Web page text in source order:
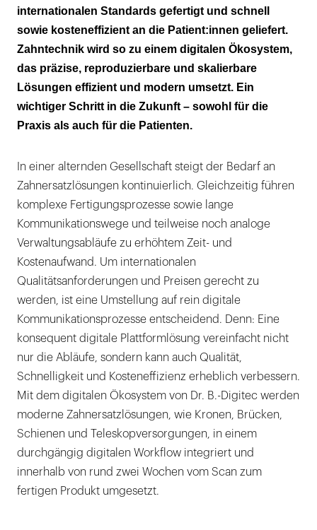
internationalen Standards gefertigt und schnell
sowie kosteneffizient an die Patient:innen geliefert.
Zahntechnik wird so zu einem digitalen Ökosystem,
das präzise, reproduzierbare und skalierbare
Lösungen effizient und modern umsetzt. Ein
wichtiger Schritt in die Zukunft – sowohl für die
Praxis als auch für die Patienten.
In einer alternden Gesellschaft steigt der Bedarf an
Zahnersatzlösungen kontinuierlich. Gleichzeitig führen
komplexe Fertigungsprozesse sowie lange
Kommunikationswege und teilweise noch analoge
Verwaltungsabläufe zu erhöhtem Zeit- und
Kostenaufwand. Um internationalen
Qualitätsanforderungen und Preisen gerecht zu
werden, ist eine Umstellung auf rein digitale
Kommunikationsprozesse entscheidend. Denn: Eine
konsequent digitale Plattformlösung vereinfacht nicht
nur die Abläufe, sondern kann auch Qualität,
Schnelligkeit und Kosteneffizienz erheblich verbessern.
Mit dem digitalen Ökosystem von Dr. B.-Digitec werden
moderne Zahnersatzlösungen, wie Kronen, Brücken,
Schienen und Teleskopversorgungen, in einem
durchgängig digitalen Workflow integriert und
innerhalb von rund zwei Wochen vom Scan zum
fertigen Produkt umgesetzt.